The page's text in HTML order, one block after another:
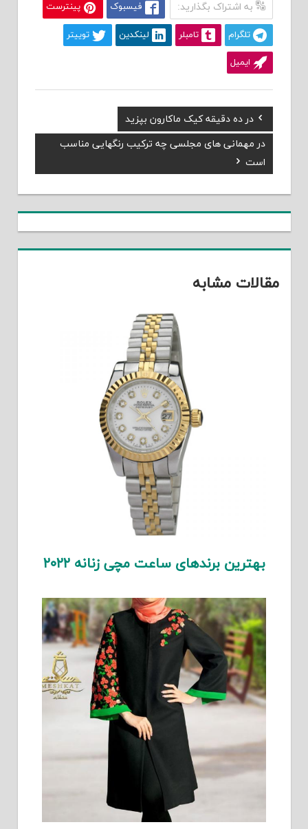
به اشتراک بگذارید: فیسبوک پینترست
تلگرام تامبلر لینکدین توییتر
ایمیل
راهبری
نوشته
Previous
Post:
در ده دقیقه کیک ماکارون بپزید
Next
Post:
در مهمانی های مجلسی چه ترکیب رنگهایی مناسب
است
مقالات مشابه
بهترین برندهای ساعت مچی زنانه ۲۰۲۲